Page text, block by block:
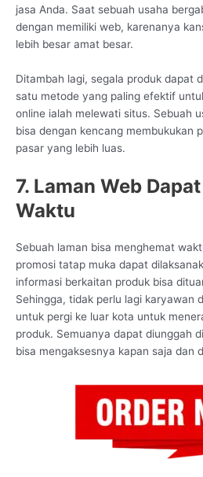
jasa Anda. Saat sebuah usaha
dengan memiliki web, karenanya
lebih besar amat besar.
Ditambah lagi, segala produk dapat
satu metode yang paling efektif
online ialah melewati situs. Sebuah
bisa dengan kencang membukukan
pasar yang lebih luas.
7. Laman Web
Waktu
Sebuah laman bisa menghemat
promosi tatap muka dapat
informasi berkaitan produk bisa
Sehingga, tidak perlu lagi karyawan
untuk pergi ke luar kota untuk
produk. Semuanya dapat diunggah
bisa mengaksesnya kapan saja dan